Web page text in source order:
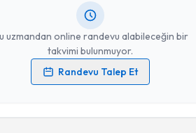
uzmandan online randevu alabileceğin bir
takvimi bulunmuyor.
Randevu Talep Et
verilerimin işlenmesine ilişkinAydınlatma Metni
kabul ediyorum.